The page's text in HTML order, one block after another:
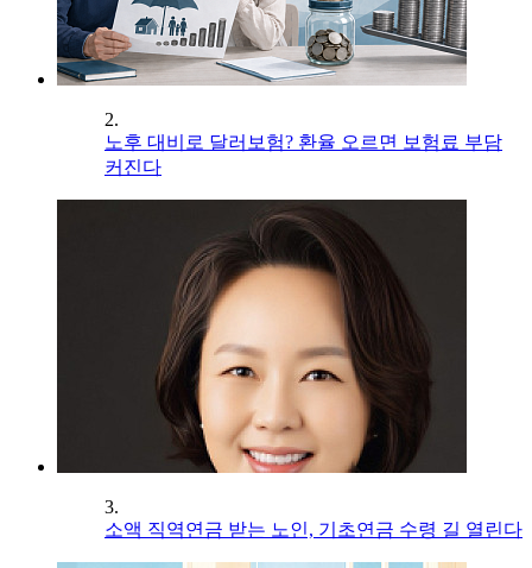
2.
노후 대비로 달러보험? 환율 오르면 보험료 부담
커진다
3.
소액 직역연금 받는 노인, 기초연금 수령 길 열린다